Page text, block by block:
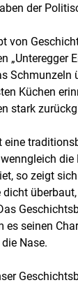
der
von
„Unteregger
Schmunzeln
Küchen
stark
eine
so zeigt
dicht
es seinen
Nase.